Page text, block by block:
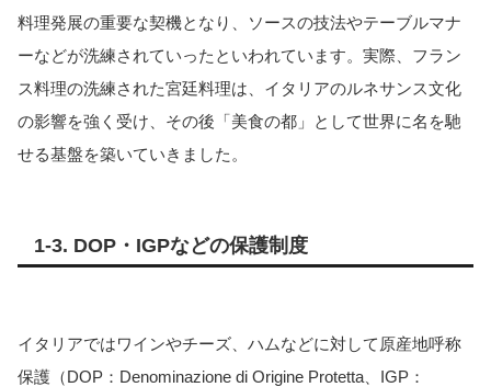
料理発展の重要な契機となり、ソースの技法やテーブルマナ
ーなどが洗練されていったといわれています。実際、フラン
ス料理の洗練された宮廷料理は、イタリアのルネサンス文化
の影響を強く受け、その後「美食の都」として世界に名を馳
せる基盤を築いていきました。
1-3. DOP・IGPなどの保護制度
イタリアではワインやチーズ、ハムなどに対して原産地呼称
保護（DOP：Denominazione di Origine Protetta、IGP：